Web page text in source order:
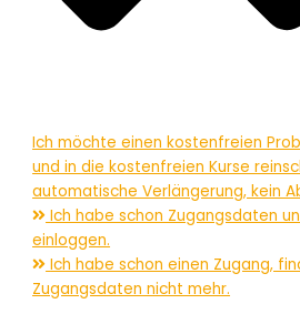
Ich möchte einen kostenfreien
und in die kostenfreien Kurse
automatische Verlängerung, kein
Ich habe schon Zugangsdaten
einloggen.
Ich habe schon einen Zugang,
Zugangsdaten nicht mehr.